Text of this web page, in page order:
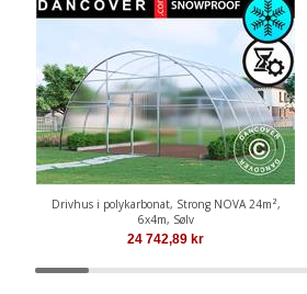
Drivhus i polykarbonat, Strong NOVA 24m²,
6x4m, Sølv
24 742,89 kr